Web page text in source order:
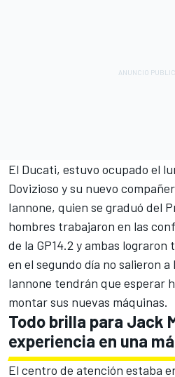
El Ducati, estuvo ocupado el
Dovizioso y su nuevo
Iannone, quien se graduó del
hombres trabajaron en las
de la GP14.2 y ambas lograron
en el segundo día no salieron a
Iannone tendrán que esperar
montar sus nuevas máquinas.
Todo brilla para Jack
experiencia en una
El centro de atención estaba